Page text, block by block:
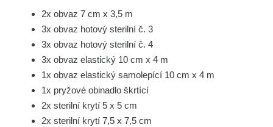
2x obvaz 7 cm x 3,5 m
3x obvaz hotový sterilní č. 3
3x obvaz hotový sterilní č. 4
3x obvaz elastický 10 cm x 4 m
1x obvaz elastický samolepící 10 cm x 4 m
1x pryžové obinadlo škrtící
2x sterilní krytí 5 x 5 cm
2x sterilní krytí 7,5 x 7,5 cm